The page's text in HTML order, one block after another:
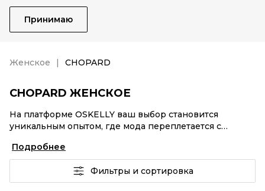
Принимаю
Женское CHOPARD
CHOPARD ЖЕНСКОЕ
На платформе OSKELLY ваш выбор становится
уникальным опытом, где мода переплетается с
аутентификация каждого заказа – CHOPARD Женское
от селлеров OSKELLY с быстрой доставкой по России.
Ваш стиль не ждет, и мы тоже! Винтажные изделия
или CHOPARD Женское из новых коллекций –
Подробнее
Фильтры и сортировка